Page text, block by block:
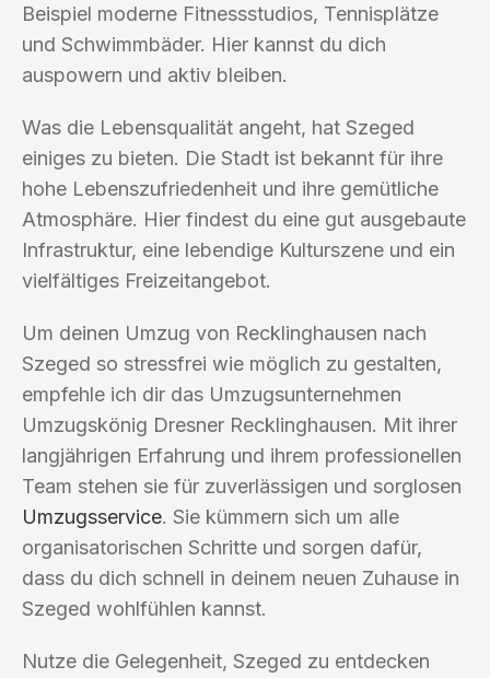
Beispiel moderne Fitnessstudios, Tennisplätze
und Schwimmbäder. Hier kannst du dich
auspowern und aktiv bleiben.
Was die Lebensqualität angeht, hat Szeged
einiges zu bieten. Die Stadt ist bekannt für ihre
hohe Lebenszufriedenheit und ihre gemütliche
Atmosphäre. Hier findest du eine gut ausgebaute
Infrastruktur, eine lebendige Kulturszene und ein
vielfältiges Freizeitangebot.
Um deinen Umzug von Recklinghausen nach
Szeged so stressfrei wie möglich zu gestalten,
empfehle ich dir das Umzugsunternehmen
Umzugskönig Dresner Recklinghausen. Mit ihrer
langjährigen Erfahrung und ihrem professionellen
Team stehen sie für zuverlässigen und sorglosen
Umzugsservice. Sie kümmern sich um alle
organisatorischen Schritte und sorgen dafür,
dass du dich schnell in deinem neuen Zuhause in
Szeged wohlfühlen kannst.
Nutze die Gelegenheit, Szeged zu entdecken